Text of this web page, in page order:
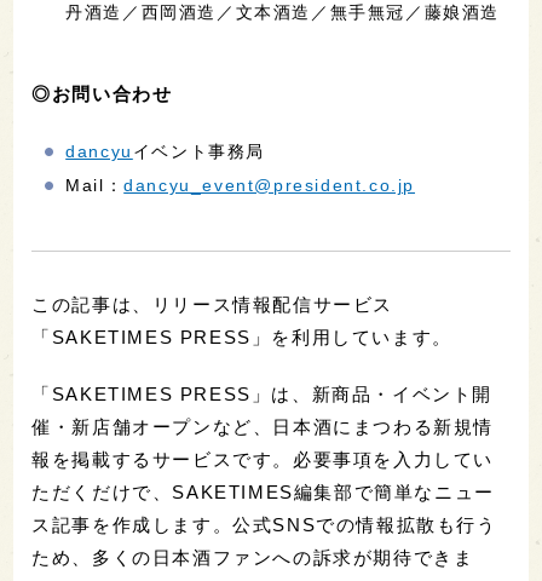
丹酒造／西岡酒造／文本酒造／無手無冠／藤娘酒造
◎お問い合わせ
dancyu イベント事務局
Mail：dancyu_event@president.co.jp
この記事は、リリース情報配信サービス
「SAKETIMES PRESS」を利用しています。
「SAKETIMES PRESS」は、新商品・イベント開
催・新店舗オープンなど、日本酒にまつわる新規情
報を掲載するサービスです。必要事項を入力してい
ただくだけで、SAKETIMES編集部で簡単なニュー
ス記事を作成します。公式SNSでの情報拡散も行う
ため、多くの日本酒ファンへの訴求が期待できま